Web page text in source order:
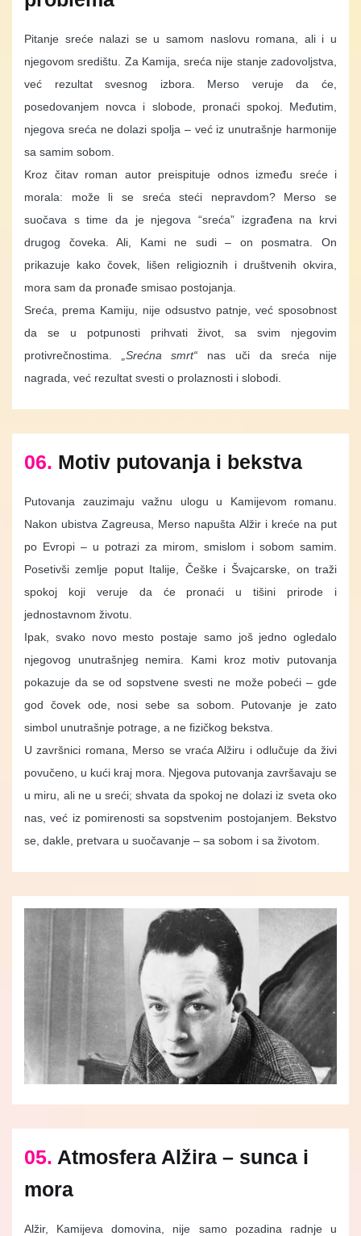
Pitanje sreće nalazi se u samom naslovu romana, ali i u
njegovom središtu. Za Kamija, sreća nije stanje zadovoljstva,
već rezultat svesnog izbora. Merso veruje da će,
posedovanjem novca i slobode, pronaći spokoj. Međutim,
njegova sreća ne dolazi spolja – već iz unutrašnje harmonije
sa samim sobom.
Kroz čitav roman autor preispituje odnos između sreće i
morala: može li se sreća steći nepravdom? Merso se
suočava s time da je njegova “sreća” izgrađena na krvi
drugog čoveka. Ali, Kami ne sudi – on posmatra. On
prikazuje kako čovek, lišen religioznih i društvenih okvira,
mora sam da pronađe smisao postojanja.
Sreća, prema Kamiju, nije odsustvo patnje, već sposobnost
da se u potpunosti prihvati život, sa svim njegovim
protivrečnostima.
„Srećna smrt“ nas uči da sreća nije
nagrada, već rezultat svesti o prolaznosti i slobodi.
06. Motiv putovanja i bekstva
Putovanja zauzimaju važnu ulogu u Kamijevom romanu.
Nakon ubistva Zagreusa, Merso napušta Alžir i kreće na put
po Evropi – u potrazi za mirom, smislom i sobom samim.
Posetivši zemlje poput Italije, Češke i Švajcarske, on traži
spokoj koji veruje da će pronaći u tišini prirode i
jednostavnom životu.
Ipak, svako novo mesto postaje samo još jedno ogledalo
njegovog unutrašnjeg nemira. Kami kroz motiv putovanja
pokazuje da se od sopstvene svesti ne može pobeći – gde
god čovek ode, nosi sebe sa sobom. Putovanje je zato
simbol unutrašnje potrage, a ne fizičkog bekstva.
U završnici romana, Merso se vraća Alžiru i odlučuje da živi
povučeno, u kući kraj mora. Njegova putovanja završavaju se
u miru, ali ne u sreći; shvata da spokoj ne dolazi iz sveta oko
nas, već iz pomirenosti sa sopstvenim postojanjem. Bekstvo
se, dakle, pretvara u suočavanje – sa sobom i sa životom.
05. Atmosfera Alžira – sunca i
mora
Alžir, Kamijeva domovina, nije samo pozadina radnje u